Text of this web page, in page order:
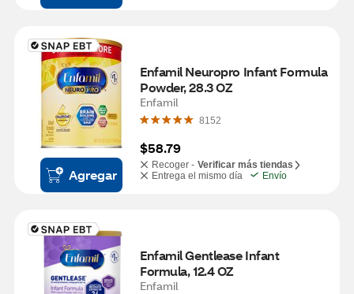
Agregar
Enfamil Neuropro Infant Formula
Powder, 28.3 OZ
Enfamil
8152
$58.79
Recoger - Verificar más tiendas
Entrega el mismo día
Envío
Enfamil Gentlease Infant
Formula, 12.4 OZ
Enfamil